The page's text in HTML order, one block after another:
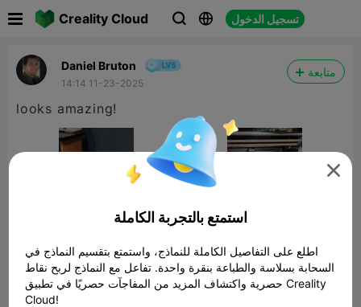
Creality Cloud   تسجيل الدخول
Daniel Bruton
14:14 11-23-2025
متابعة
looks amazing!

استمتع بالتجربة الكاملة
اطلع على التفاصيل الكاملة للنماذج، واستمتع بتقسيم النماذج في
السحابة بسلاسة والطباعة بنقرة واحدة. تفاعل مع النماذج لربح نقاط
حصرية واكتشاف المزيد من المفاجآت حصريًا في تطبيق Creality
Cloud!